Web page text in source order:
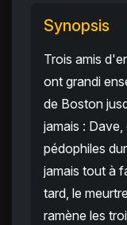
Synopsis
Trois amis
ont grandi
de Boston
jamais :
pédophiles
jamais tout à
tard, le
ramène les